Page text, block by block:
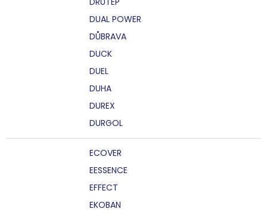
DUAL POWER
DŮBRAVA
DUCK
DUEL
DUHA
DUREX
DURGOL
ECOVER
EESSENCE
EFFECT
EKOBAN